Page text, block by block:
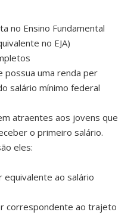
no Ensino Fundamental
no EJA)
possua uma renda per
salário mínimo federal
atraentes aos jovens que
o primeiro salário.
eles:
equivalente ao salário
correspondente ao trajeto